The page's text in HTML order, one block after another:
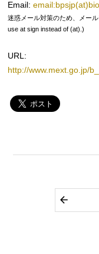
Email:
迷惑メール対策のため、メー
use at sign instead of (at).)
URL:
http://www.mext.go.jp/